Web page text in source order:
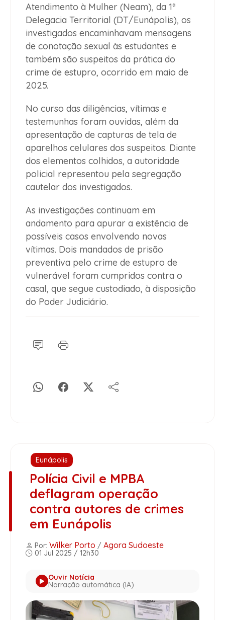
Atendimento à Mulher (Neam), da 1ª
Delegacia Territorial (DT/Eunápolis), os
investigados encaminhavam mensagens
de conotação sexual às estudantes e
também são suspeitos da prática do
crime de estupro, ocorrido em maio de
2025.
No curso das diligências, vítimas e
testemunhas foram ouvidas, além da
apresentação de capturas de tela de
aparelhos celulares dos suspeitos. Diante
dos elementos colhidos, a autoridade
policial representou pela segregação
cautelar dos investigados.
As investigações continuam em
andamento para apurar a existência de
possíveis casos envolvendo novas
vítimas. Dois mandados de prisão
preventiva pelo crime de estupro de
vulnerável foram cumpridos contra o
casal, que segue custodiado, à disposição
do Poder Judiciário.
Eunápolis
Polícia Civil e MPBA
deflagram operação
contra autores de crimes
em Eunápolis
Por: Wilker Porto / Agora Sudoeste
01 Jul 2025 / 12h30
Ouvir Notícia
Narração automática (IA)